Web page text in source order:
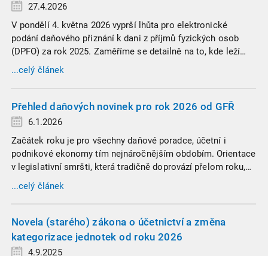
27.4.2026
V pondělí 4. května 2026 vyprší lhůta pro elektronické
podání daňového přiznání k dani z příjmů fyzických osob
(DPFO) za rok 2025. Zaměříme se detailně na to, kde leží
hranice povinnosti přiznání podat, jaké jsou nejčastější
chytáky v soubězích příjmů a na co si dát v roce 2026
...celý článek
Přehled daňových novinek pro rok 2026 od GFŘ
6.1.2026
Začátek roku je pro všechny daňové poradce, účetní i
podnikové ekonomy tím nejnáročnějším obdobím. Orientace
v legislativní smršti, která tradičně doprovází přelom roku,
vyžaduje nastudovat všechny novely a doprovodné
informace. Generální finanční ředitelství (GFŘ) zveřejnilo
žádného daňového profesionála.
...celý článek
Novela (starého) zákona o účetnictví a změna
kategorizace jednotek od roku 2026
4.9.2025